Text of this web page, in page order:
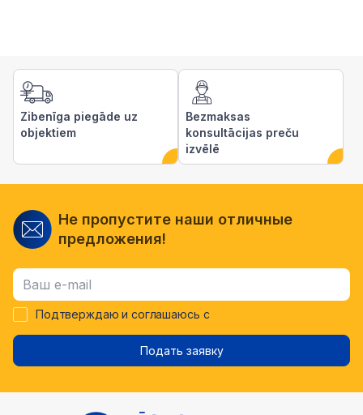
Zibenīga piegāde uz
objektiem
Bezmaksas
konsultācijas preču
izvēlē
Не пропустите наши отличные
предложения!
Подтверждаю и соглашаюсь с
Подать заявку